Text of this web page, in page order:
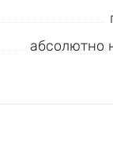
абсолютно